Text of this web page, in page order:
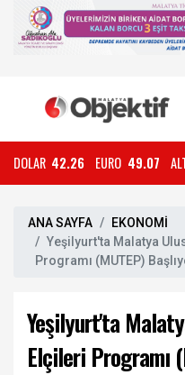
DOLAR 42.26 EURO 49.07
ANA SAYFA
EKONOMİ
Yeşilyurt'ta Malatya
Programı (MUTEP)
Yeşilyurt'ta
Elçileri Programı